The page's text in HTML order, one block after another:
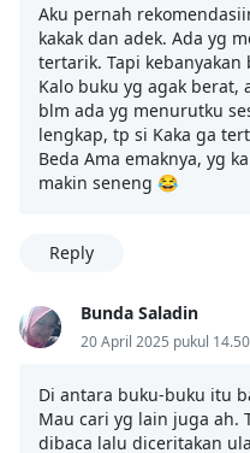
Aku pernah
kakak dan adek. Ada yg
tertarik. Tapi
Kalo buku yg agak berat,
blm ada yg menurutku
lengkap, tp si Kaka ga
Beda Ama emaknya, yg
makin seneng 😂
Reply
Bunda Saladin
20 April 2025 pukul 14.50
Di antara buku-buku itu
Mau cari yg lain juga ah.
dibaca lalu diceritakan